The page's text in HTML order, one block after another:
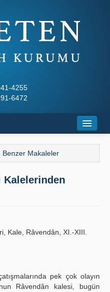
4255
6472
Benzer Makaleler
Kalelerinden
Kale, Râvendân, XI.-XIII.
pek çok olayın
Râvendân kalesi, bugün